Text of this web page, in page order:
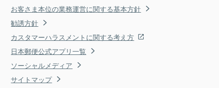
お客さま本位の業務運営に関する基本方針
勧誘方針
カスタマーハラスメントに関する考え方
日本郵便公式アプリ一覧
ソーシャルメディア
サイトマップ